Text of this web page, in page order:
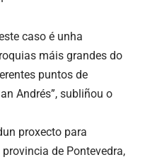
caso é unha
máis grandes do
puntos de
Andrés”, subliñou o
proxecto para
de Pontevedra,